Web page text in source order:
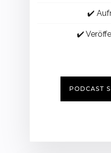
✔️
✔️
PODCAST